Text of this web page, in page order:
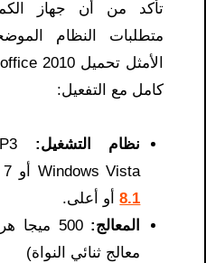
تأكد من أن جهاز
متطلبات النظام
كامل مع التفعيل:
نظام التشغيل:
Windows Vista أو Windows 7 أو
8.1أو أعلى.
المعالج:
500
معالج ثنائي النواة)